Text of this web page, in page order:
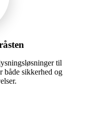
til
både sikkerhed og